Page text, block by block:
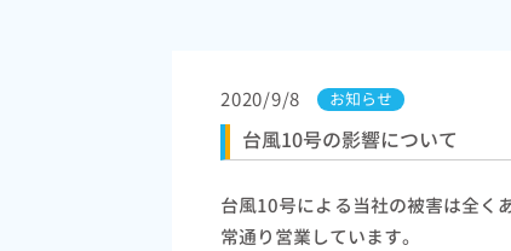
2020/9/8 お知らせ
台風10号の影響について
台風10号による当社の被害は全く
常通り営業しています。